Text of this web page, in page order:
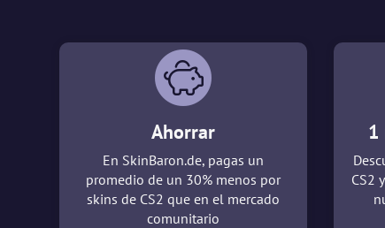
Ahorrar
En SkinBaron.de, pagas un
promedio de un 30% menos por
skins de CS2 que en el mercado
comunitario
1
CS2